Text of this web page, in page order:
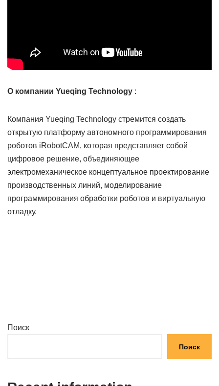
О компании Yueqing Technology :
Компания Yueqing Technology стремится создать
открытую платформу автономного программирования
роботов iRobotCAM, которая представляет собой
цифровое решение, объединяющее
электромеханическое концептуальное проектирование
производственных линий, моделирование
программирования обработки роботов и виртуальную
отладку.
Поиск
Поиск